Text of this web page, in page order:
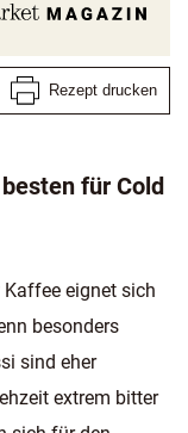
Rezept drucken
für Cold
eignet sich
besonders
sind eher
extrem bitter